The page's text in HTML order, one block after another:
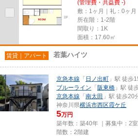
(管理費・共益費 -)
敷：1ヶ月｜礼：0ヶ月
所在階：1-2階
間取り：1K
面積：17.60㎡
賃貸｜アパート 若葉ハイツ
京急本線 「 日ノ出町 」駅 徒歩
ブルーライン 「 阪東橋 」駅 徒
京急本線 「 南太田 」駅 徒歩20
神奈川県横浜市西区霞ケ丘
5万円
築年数：築40年 ｜募集中： 2室
階数：2階建